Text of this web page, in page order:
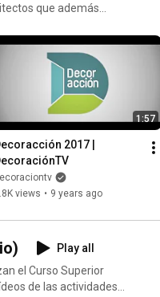
que además
1:57
2017 |
views • 9 years ago
Play all
el Curso Superior
de las actividades